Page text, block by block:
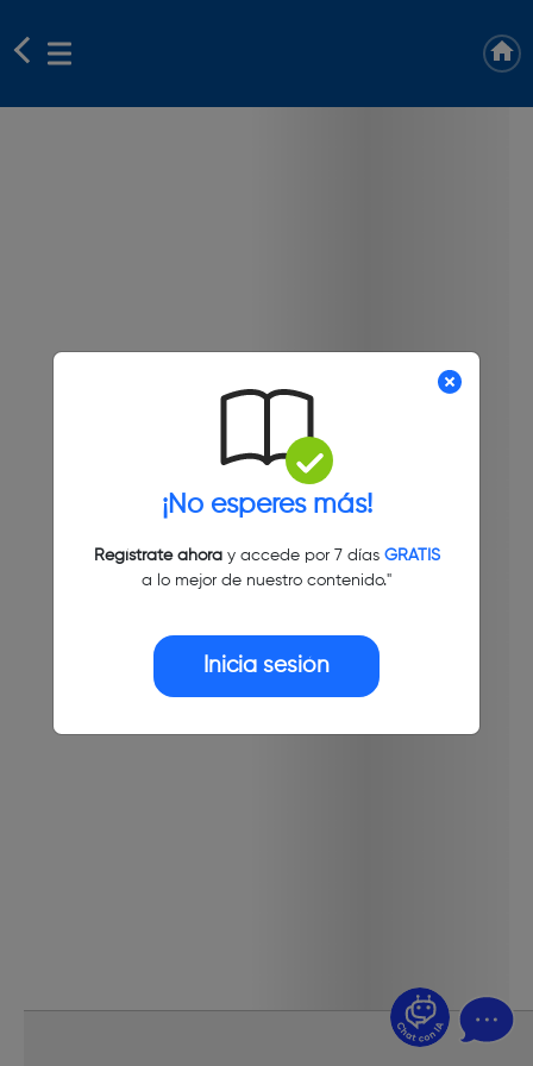
¡No esperes más!
Regístrate ahoray accede por 7 días GRATIS
a lo mejor de nuestro contenido."
Inicia sesión